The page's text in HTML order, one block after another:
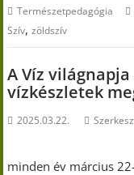
Természetpedagógia
Szív,zöldszív
A Víz
vízkészletek
2025.03.22.
minden év március